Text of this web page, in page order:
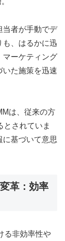
当者が手動でデ
も、はるかに迅
マーケティング
いた施策を迅速
は、従来の方
とされていま
に基づいて意思
革：効率
る非効率性や